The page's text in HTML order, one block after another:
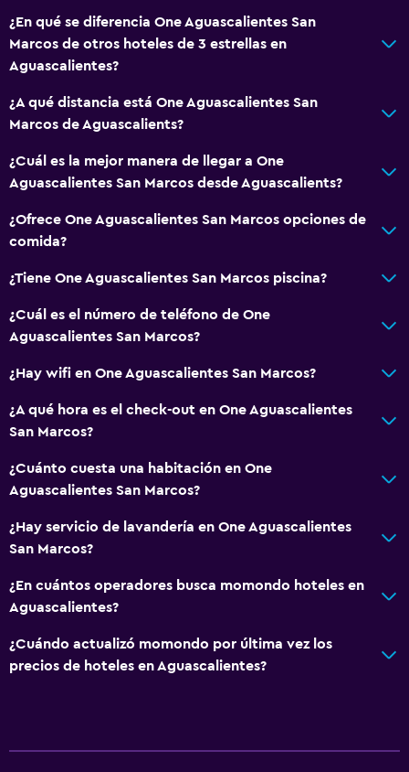
¿En qué se diferencia One Aguascalientes San
Marcos de otros hoteles de 3 estrellas en
Aguascalientes?
¿A qué distancia está One Aguascalientes San
Marcos de Aguascalients?
¿Cuál es la mejor manera de llegar a One
Aguascalientes San Marcos desde Aguascalients?
¿Ofrece One Aguascalientes San Marcos opciones de
comida?
¿Tiene One Aguascalientes San Marcos piscina?
¿Cuál es el número de teléfono de One
Aguascalientes San Marcos?
¿Hay wifi en One Aguascalientes San Marcos?
¿A qué hora es el check-out en One Aguascalientes
San Marcos?
¿Cuánto cuesta una habitación en One
Aguascalientes San Marcos?
¿Hay servicio de lavandería en One Aguascalientes
San Marcos?
¿En cuántos operadores busca momondo hoteles en
Aguascalientes?
¿Cuándo actualizó momondo por última vez los
precios de hoteles en Aguascalientes?